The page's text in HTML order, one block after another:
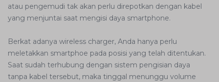
atau pengemudi tak akan perlu direpotkan dengan kabel
yang menjuntai saat mengisi daya smartphone.
Berkat adanya wireless charger, Anda hanya perlu
meletakkan smartphoe pada posisi yang telah ditentukan.
Saat sudah terhubung dengan sistem pengisian daya
tanpa kabel tersebut, maka tinggal menunggu volume